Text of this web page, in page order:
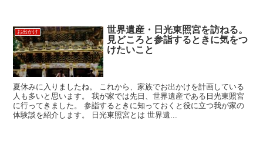
お出かけ
世界遺産・日光東照宮を訪ねる。
見どころと参詣するときに気をつ
けたいこと
夏休みに入りましたね。 これから、家族でお出かけを計画している
人も多いと思います。 我が家では先日、世界遺産である日光東照宮
に行ってきました。 参詣するときに知っておくと役に立つ我が家の
体験談を紹介します。 日光東照宮とは 世界遺...